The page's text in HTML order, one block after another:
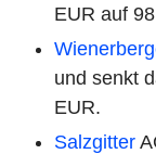
EUR auf
und senkt
EUR.
Salzgitter